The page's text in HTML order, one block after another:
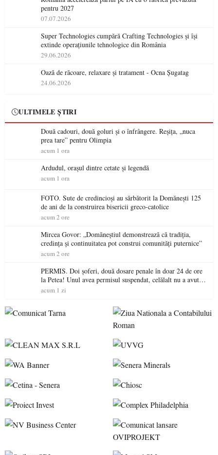
pentru 2027
07.07.2026
Super Technologies cumpără Crafting Technologies și își
extinde operațiunile tehnologice din România
29.06.2026
Oază de răcoare, relaxare și tratament - Ocna Șugatag
24.06.2026
ULTIMELE ȘTIRI
Două cadouri, două goluri și o înfrângere. Reșița, „nuca
prea tare” pentru Olimpia
acum 1 ora
Ardudul, orașul dintre cetate și legendă
acum 1 ora
FOTO. Sute de credincioși au sărbătorit la Domănești 125
de ani de la construirea bisericii greco-catolice
acum 2 ore
Mircea Govor: „Domăneștiul demonstrează că tradiția,
credința și continuitatea pot construi comunități puternice”
acum 2 ore
PERMIS. Doi șoferi, două dosare penale în doar 24 de ore
la Petea! Unul avea permisul suspendat, celălalt nu a avut
niciodată permis
acum 1 zi